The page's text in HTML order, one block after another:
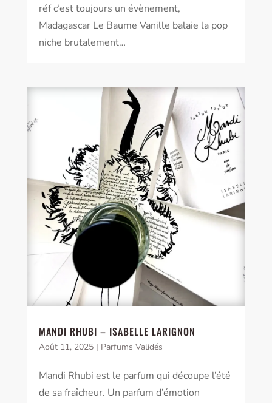
réf c’est toujours un évènement,
Madagascar Le Baume Vanille balaie la pop
niche brutalement…
MANDI RHUBI – ISABELLE LARIGNON
Août 11, 2025| Parfums Validés
Mandi Rhubi est le parfum qui découpe l’été
de sa fraîcheur. Un parfum d’émotion